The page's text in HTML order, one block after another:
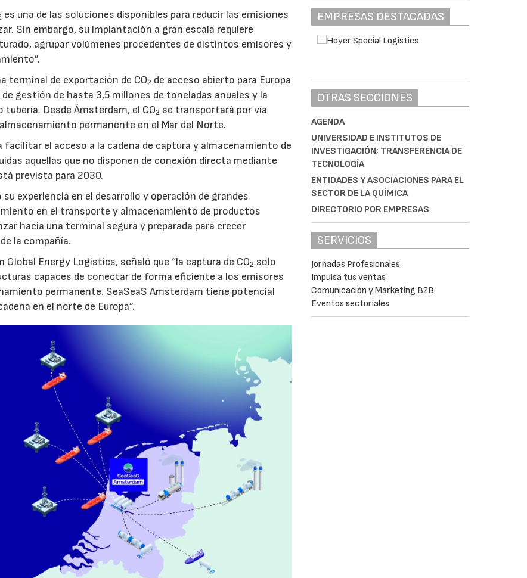
es una de las soluciones disponibles para reducir las emisiones
Sin embargo, su implantación a gran escala requiere
agrupar volúmenes procedentes de distintos emisores y
terminal de exportación de CO2 de acceso abierto para Europa
gestión de hasta 3,5 millones de toneladas anuales y la
Desde Ámsterdam, el CO2 se transportará por vía
permanente en el Mar del Norte.
el acceso a la cadena de captura y almacenamiento de
aquellas que no disponen de conexión directa mediante
prevista para 2030.
experiencia en el desarrollo y operación de grandes
en el transporte y almacenamiento de productos
hacia una terminal segura y preparada para crecer
la compañía.
Energy Logistics, señaló que “la captura de CO2 solo
capaces de conectar de forma eficiente a los emisores
permanente. SeaSeaS Amsterdam tiene potencial
en el norte de Europa”.
EMPRESAS DESTACADAS
OTRAS SECCIONES
AGENDA
UNIVERSIDAD E INSTITUTOS DE
INVESTIGACIÓN; TRANSFERENCIA DE
TECNOLOGÍA
ENTIDADES Y ASOCIACIONES PARA EL
SECTOR DE LA QUÍMICA
DIRECTORIO POR EMPRESAS
SERVICIOS
Jornadas Profesionales
Impulsa tus ventas
Comunicación y Marketing B2B
Eventos sectoriales